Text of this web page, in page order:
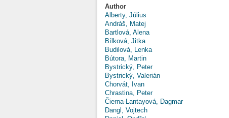
Author
Alberty, Július
Andráš, Matej
Bartlová, Alena
Bílková, Jitka
Budilová, Lenka
Bútora, Martin
Bystrický, Peter
Bystrický, Valerián
Chorvát, Ivan
Chrastina, Peter
Čierna-Lantayová, Dagmar
Dangl, Vojtech